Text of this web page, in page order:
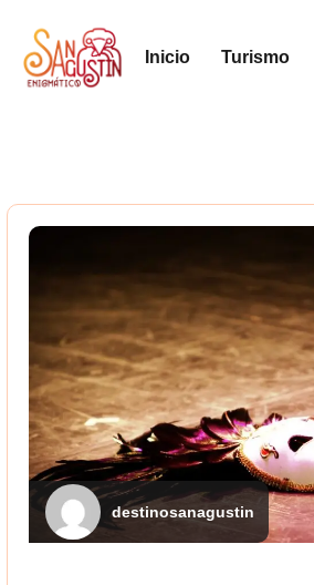
Inicio Turismo
destinosanagustin